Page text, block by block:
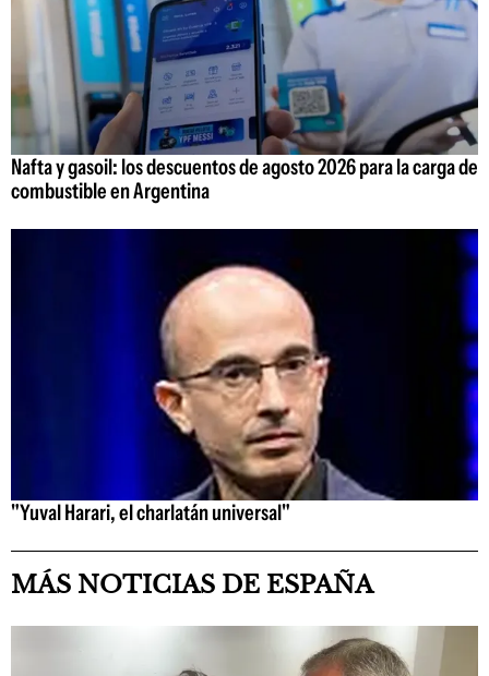
Nafta y gasoil: los descuentos de agosto 2026 para la carga de
combustible en Argentina
"Yuval Harari, el charlatán universal"
MÁS NOTICIAS DE ESPAÑA